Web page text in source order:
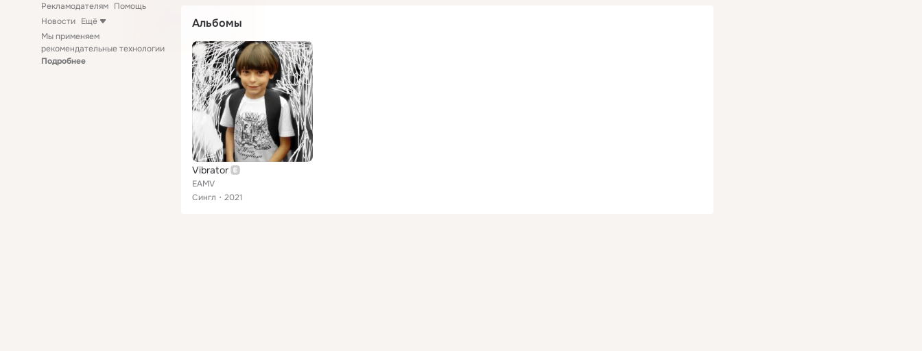
Рекламодателям Помощь
Новости Ещё
Мы применяем
рекомендательные технологии
Подробнее
Альбомы
Vibrator
EAMV
Сингл
2021